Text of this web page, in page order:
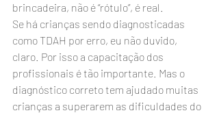
brincadeira, não é “rótulo”, é real.
Se há crianças sendo diagnosticadas
como TDAH por erro, eu não duvido,
claro. Por isso a capacitação dos
profissionais é tão importante. Mas o
diagnóstico correto tem ajudado muitas
crianças a superarem as dificuldades do